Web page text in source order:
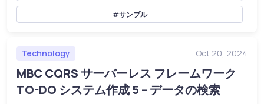
#サンプル
Technology Oct 20, 2024
MBC CQRS サーバーレス フレームワーク
TO-DO システム作成 5 – データの検索